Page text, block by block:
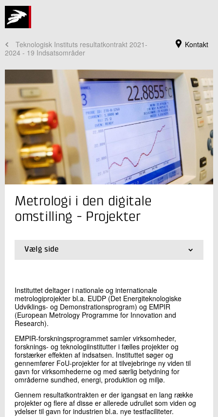
Kontakt
Teknologisk Instituts resultatkontrakt 2021-
2024 - 19 Indsatsområder
Jeg er din kontaktperson
Jan Nielsen
Seniorprojektleder
Installation og Kalibrering
Send e-mail
Send
Metrologi i den digitale
omstilling - Projekter
Vælg side
01.Forside
04.Metrologi i energisektoren
05.Projekter
Instituttet deltager i nationale og internationale
metrologiprojekter bl.a. EUDP (Det Energiteknologiske
Udviklings- og Demonstrationsprogram) og EMPIR
(European Metrology Programme for Innovation and
Research).
EMPIR-forskningsprogrammet samler virksomheder,
forsknings- og teknologiinstitutter i fælles projekter og
forstærker effekten af indsatsen. Instituttet søger og
gennemfører FoU-projekter for at tilvejebringe ny viden til
gavn for virksomhederne og med særlig betydning for
områderne sundhed, energi, produktion og miljø.
Gennem resultatkontrakten er der igangsat en lang række
projekter og flere af disse er allerede udrullet som viden og
ydelser til gavn for industrien bl.a. nye testfaciliteter.